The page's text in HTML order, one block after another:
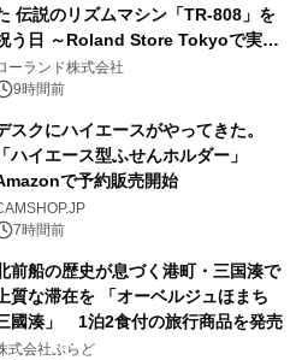
伝説のリズムマシン「TR-808」を
う日 ～Roland Store Tokyoで実機
展示しての 記念キャンペーンを開
英国ラジオ「NTS」の 特別プログ
ーティストを フィーチャーしたアニ
メーションを公開～
ーランド株式会社
9時間前
スクにハイエースがやってきた。
「ハイエース型ふせんホルダー」
で予約販売開始
7時間前
前船の歴史が息づく港町・三国湊で
上質な滞在を 「オーベルジュほまち
國湊」 1泊2食付の旅行商品を発売
式会社ぷらど